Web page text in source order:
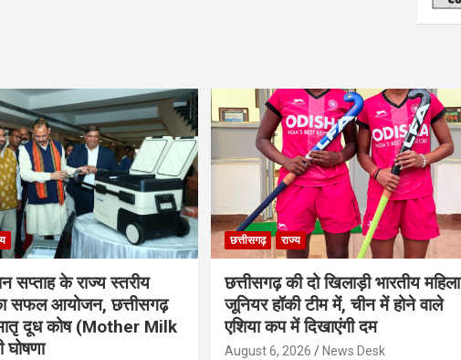
सप्ताह के राज्य स्तरीय
सफल आयोजन, छत्तीसगढ़
दूध कोष (Mother Milk
छत्तीसगढ़ राज्य
छत्तीसगढ़ की दो खिलाड़ी भारतीय महिला
जूनियर हॉकी टीम में, चीन में होने वाले
एशिया कप में दिखाएंगी दम
August 6, 2026 News Desk